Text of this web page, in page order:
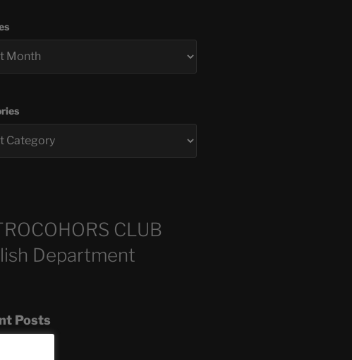
CLUB
Department
Posts